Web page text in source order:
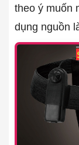
theo ý muốn
dụng nguồn